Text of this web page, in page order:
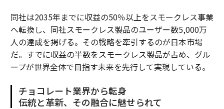
同社は2035年までに収益の50％以上をスモークレス事業
へ転換し、同社スモークレス製品のユーザー数5,000万
人の達成を掲げる。その戦略を牽引するのが日本市場
だ。すでに収益の半数をスモークレス製品が占め、グル
ープが世界全体で目指す未来を先行して実現している。
チョコレート業界から転身
伝統と革新、その融合に魅せられて